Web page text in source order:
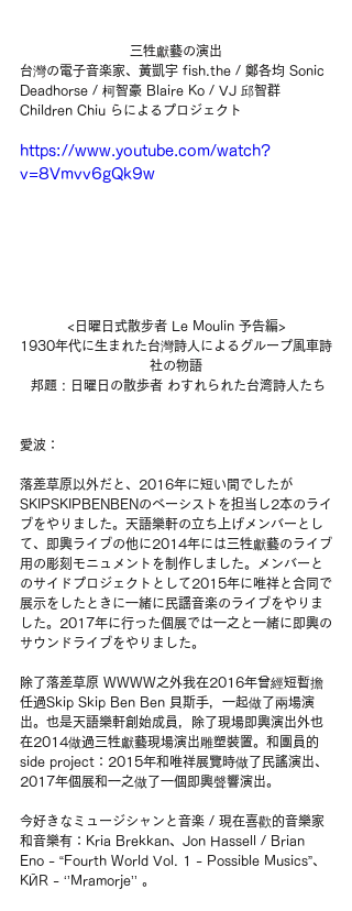
三牲獻藝の演出
台灣の電子音楽家、黃凱宇 fish.the / 鄭各均 Sonic
Deadhorse / 柯智豪 Blaire Ko / VJ 邱智群
Children Chiu らによるプロジェクト
https://www.youtube.com/watch?
v=8Vmvv6gQk9w
<日曜日式散步者 Le Moulin 予告編>
1930年代に生まれた台灣詩人によるグループ風車詩
社の物語
邦題 : 日曜日の散歩者 わすれられた台湾詩人たち
愛波：
落差草原以外だと、2016年に短い間でしたが
SKIPSKIPBENBENのベーシストを担当し2本のライ
ブをやりました。天語樂軒の立ち上げメンバーとし
て、即興ライブの他に2014年には三牲獻藝のライブ
用の彫刻モニュメントを制作しました。メンバーと
のサイドプロジェクトとして2015年に唯祥と合同で
展示をしたときに一緒に民謡音楽のライブをやりま
した。2017年に行った個展では一之と一緒に即興の
サウンドライブをやりました。
除了落差草原 WWWW之外我在2016年曾經短暫擔
任過Skip Skip Ben Ben 貝斯手，一起做了兩場演
出。也是天語樂軒創始成員，除了現場即興演出外也
在2014做過三牲獻藝現場演出雕塑裝置。和團員的
side project：2015年和唯祥展覽時做了民謠演出、
2017年個展和一之做了一個即興聲響演出。
今好きなミュージシャンと音楽 / 現在喜歡的音樂家
和音樂有：Kria Brekkan、Jon Hassell / Brian
Eno - “Fourth World Vol. 1 - Possible Musics”、
KӢR - ‘’Mramorje’’ 。